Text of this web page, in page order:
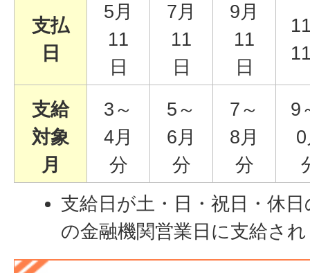
支払
日
5月
11
日
7月
11
日
9月
11
日
支給
対象
月
3～
4月
分
5～
6月
分
7～
8月
分
9
支給日が土・日・祝日・休
の金融機関営業日に支給さ